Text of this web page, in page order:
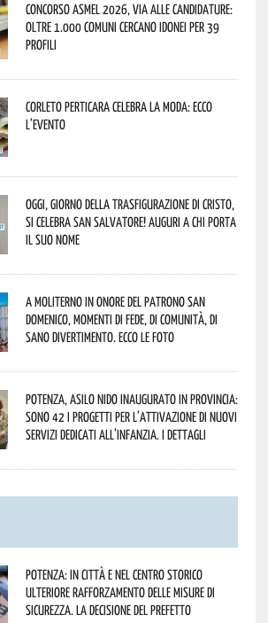
Concorso Asmel 2026, via alle candidature:
oltre 1.000 Comuni cercano idonei per 39
profili
Corleto Perticara celebra la moda: ecco
l’evento
Oggi, giorno della Trasfigurazione di Cristo,
si celebra San Salvatore! Auguri a chi porta
il suo nome
A Moliterno in onore del Patrono San
Domenico, momenti di fede, di comunità, di
sano divertimento. Ecco le foto
Potenza, asilo nido inaugurato in provincia:
sono 42 i progetti per l’attivazione di nuovi
servizi dedicati all’infanzia. I dettagli
Potenza: in città e nel centro storico
ulteriore rafforzamento delle misure di
sicurezza. La decisione del Prefetto